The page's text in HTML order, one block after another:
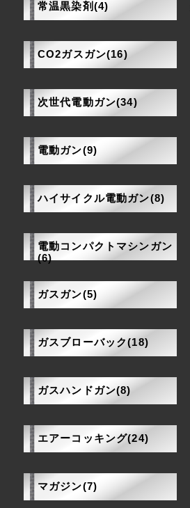
常温黒染剤(4)
CO2ガスガン(16)
次世代電動ガン(34)
電動ガン(9)
ハイサイクル電動ガン(8)
電動コンパクトマシンガン
(6)
ガスガン(5)
ガスブローバック(18)
ガスハンドガン(8)
エアーコッキング(24)
マガジン(7)